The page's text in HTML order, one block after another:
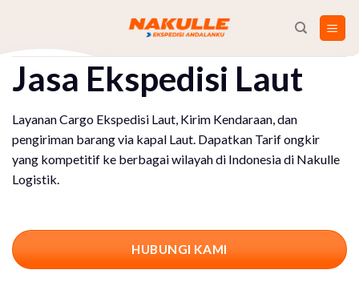
content
Jasa Ekspedisi Laut
Layanan Cargo Ekspedisi Laut, Kirim Kendaraan, dan
pengiriman barang via kapal Laut. Dapatkan Tarif ongkir
yang kompetitif ke berbagai wilayah di Indonesia di Nakulle
Logistik.
HUBUNGI KAMI